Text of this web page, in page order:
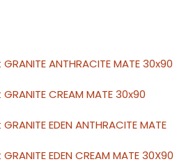
ANTHRACITE MATE 30x90
CREAM MATE 30x90
EDEN ANTHRACITE MATE
EDEN CREAM MATE 30X90